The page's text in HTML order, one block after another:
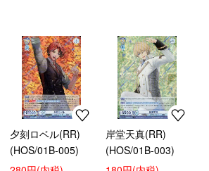
夕刻ロベル(RR)
(HOS/01B-005)
岸堂天真(RR)
(HOS/01B-003)